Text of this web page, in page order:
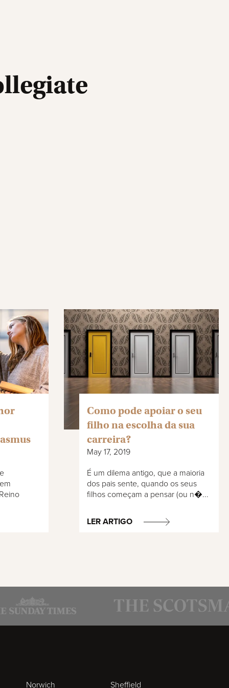
Como pode apoiar o seu
filho na escolha da sua
carreira?
May 17, 2019
É um dilema antigo, que a maioria
dos pais sente, quando os seus
filhos começam a pensar (ou n�...
LER ARTIGO
Norwich Sheffield